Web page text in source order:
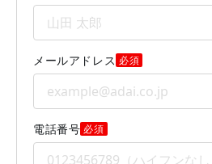
メールアドレス 必須
電話番号 必須